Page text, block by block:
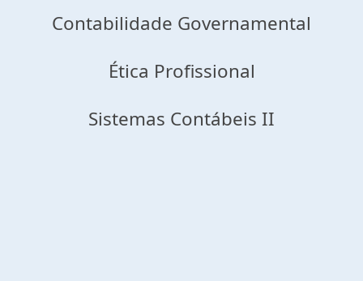
Contabilidade Governamental
Ética Profissional
Sistemas Contábeis II